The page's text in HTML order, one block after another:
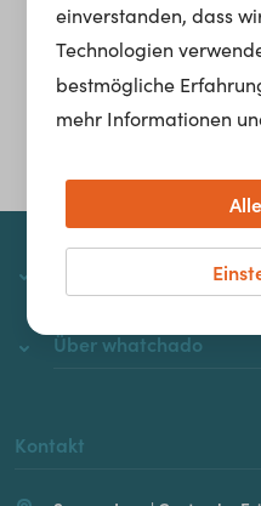
Über whatchado
Kontakt
einverstanden, dass
Technologien
bestmögliche
mehr Informationen